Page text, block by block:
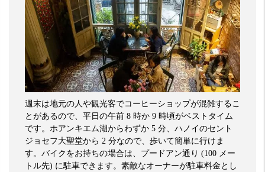
週末は地元の人や観光客でコーヒーショップが混雑するこ
とがあるので、平日の午前 8 時か 9 時頃がベストタイム
です。ホアンキエム湖からわずか 5 分、ハノイのセント
ジョセフ大聖堂から 2 分なので、歩いて簡単に行けま
す。バイクをお持ちの場合は、プードアン通り (100 メー
トル先) に駐車できます。素敵なオーナーが駐車料金とし